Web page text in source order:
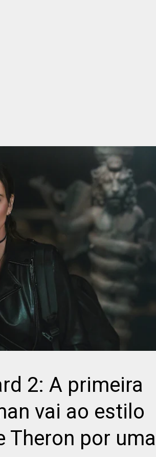
2: A primeira
vai ao estilo
Theron por uma